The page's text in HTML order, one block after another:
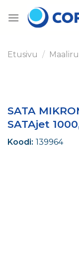
Etusivu /
SATA
SATAjet
Koodi: 139964